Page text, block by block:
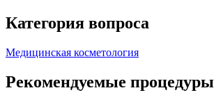
Категория вопроса
Медицинская косметология
Рекомендуемые процедуры